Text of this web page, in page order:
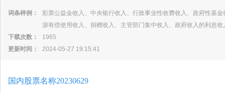
词条样例：
彩票公益金收入、中央银行收入、行政事业性收费收入、政府性基
源有偿使用收入、捐赠收入、主管部门集中收入、政府收入的利息收
下载次数：
1965
更新时间：
2024-05-27 19:15:41
国内股票名称20230629